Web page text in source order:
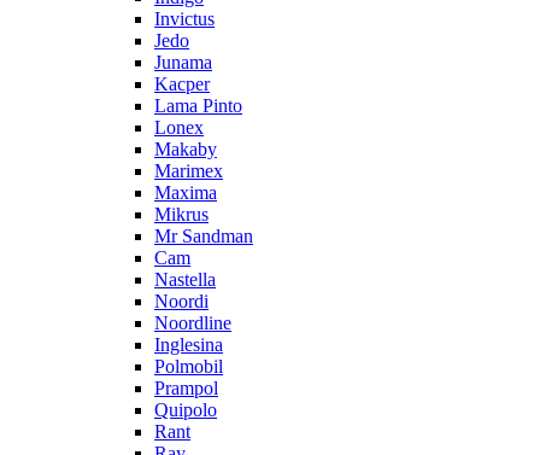
Invictus
Jedo
Junama
Kacper
Lama Pinto
Lonex
Makaby
Marimex
Maxima
Mikrus
Mr Sandman
Cam
Nastella
Noordi
Noordline
Inglesina
Polmobil
Prampol
Quipolo
Rant